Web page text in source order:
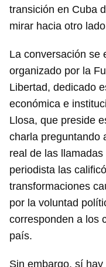
transición en Cuba
mirar hacia otro
La conversación se
organizado por la
Libertad, dedicado
económica e
Llosa, que preside
charla preguntando
real de las
periodista las
transformaciones
por la voluntad
corresponden a los
país.
Sin embargo, sí